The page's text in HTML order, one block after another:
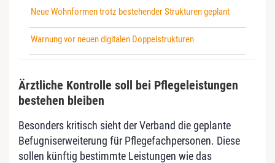
Neue Wohnformen trotz bestehender Strukturen geplant
Warnung vor neuen digitalen Doppelstrukturen
Ärztliche Kontrolle soll bei Pflegeleistungen
bestehen bleiben
Besonders kritisch sieht der Verband die geplante
Befugniserweiterung für Pflegefachpersonen. Diese
sollen künftig bestimmte Leistungen wie das